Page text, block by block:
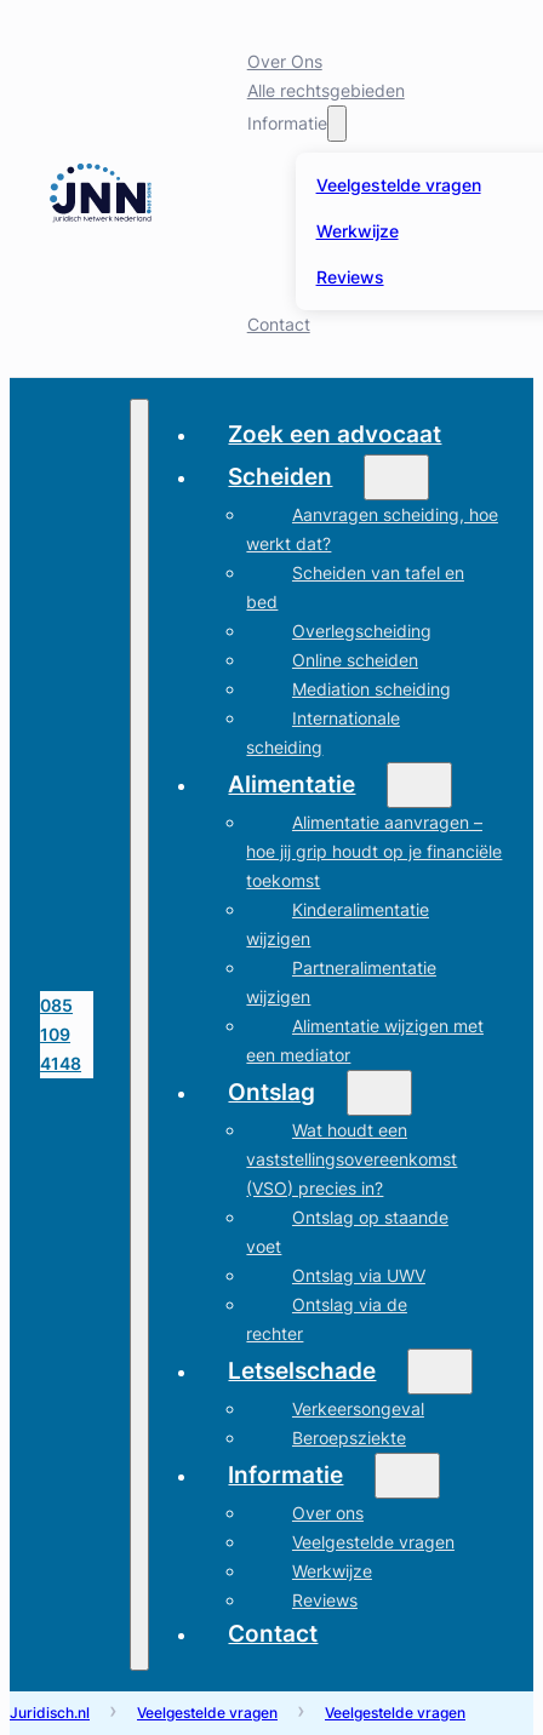
Over Ons
Alle rechtsgebieden
Informatie
Veelgestelde vragen
Werkwijze
Reviews
Contact
085
109
4148
Zoek een advocaat
Scheiden
Aanvragen scheiding, hoe
werkt dat?
Scheiden van tafel en
bed
Overlegscheiding
Online scheiden
Mediation scheiding
Internationale
scheiding
Alimentatie
Alimentatie aanvragen –
hoe jij grip houdt op je financiële
toekomst
Kinderalimentatie
wijzigen
Partneralimentatie
wijzigen
Alimentatie wijzigen met
een mediator
Ontslag
Wat houdt een
vaststellingsovereenkomst
(VSO) precies in?
Ontslag op staande
voet
Ontslag via UWV
Ontslag via de
rechter
Letselschade
Verkeersongeval
Beroepsziekte
Informatie
Over ons
Veelgestelde vragen
Werkwijze
Reviews
Contact
Juridisch.nl Veelgestelde vragen Veelgestelde vragen